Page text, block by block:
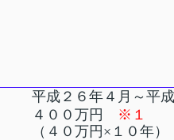
平成２６年４月～平
４００万円 ※１
（４０万円×１０年）